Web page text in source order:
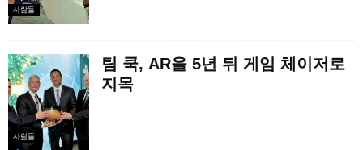
사람들
사람들
팀 쿡, AR을 5년 뒤 게임 체이저로
지목